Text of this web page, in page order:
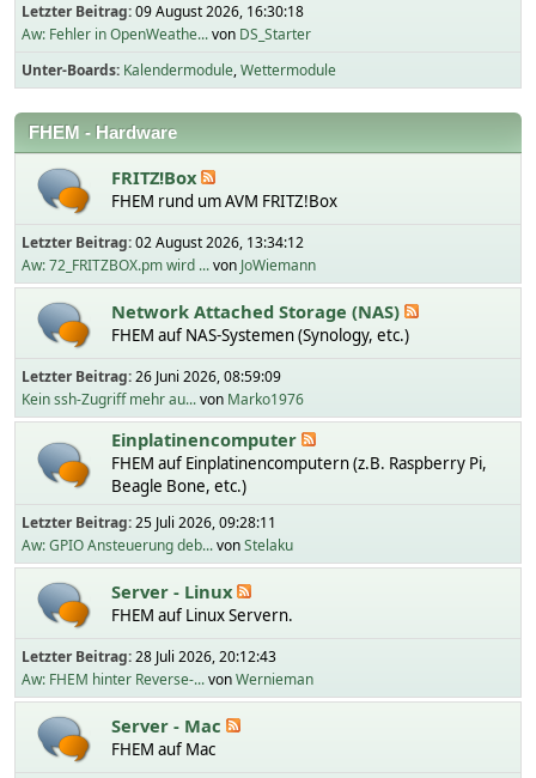
Letzter Beitrag:09 August 2026, 16:30:18
Aw: Fehler in OpenWeathe...von DS_Starter
Unter-Boards Kalendermodule Wettermodule
FHEM - Hardware
FRITZ!Box
FHEM rund um AVM FRITZ!Box
Letzter Beitrag:02 August 2026, 13:34:12
Aw: 72_FRITZBOX.pm wird ...von JoWiemann
Network Attached Storage (NAS)
FHEM auf NAS-Systemen (Synology, etc.)
Letzter Beitrag:26 Juni 2026, 08:59:09
Kein ssh-Zugriff mehr au...von Marko1976
Einplatinencomputer
FHEM auf Einplatinencomputern (z.B. Raspberry Pi,
Beagle Bone, etc.)
Letzter Beitrag:25 Juli 2026, 09:28:11
Aw: GPIO Ansteuerung deb...vonStelaku
Server - Linux
FHEM auf Linux Servern.
Letzter Beitrag:28 Juli 2026, 20:12:43
Aw: FHEM hinter Reverse-...vonWernieman
Server - Mac
FHEM auf Mac